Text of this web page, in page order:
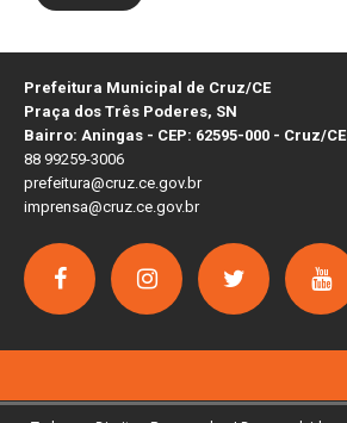
Prefeitura Municipal de Cruz/CE
Praça dos Três Poderes, SN
Bairro: Aningas - CEP: 62595-000 - Cruz/CE
88 99259-3006
prefeitura@cruz.ce.gov.br
imprensa@cruz.ce.gov.br